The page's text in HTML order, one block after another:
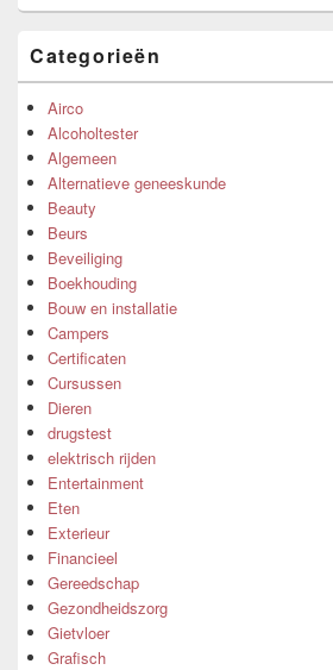
Categorieën
Airco
Alcoholtester
Algemeen
Alternatieve geneeskunde
Beauty
Beurs
Beveiliging
Boekhouding
Bouw en installatie
Campers
Certificaten
Cursussen
Dieren
drugstest
elektrisch rijden
Entertainment
Eten
Exterieur
Financieel
Gereedschap
Gezondheidszorg
Gietvloer
Grafisch